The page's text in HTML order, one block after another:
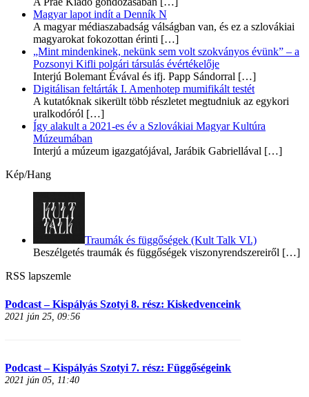
Magyar lapot indít a Denník N
A magyar médiaszabadság válságban van, és ez a szlovákiai
magyarokat fokozottan érinti […]
„Mint mindenkinek, nekünk sem volt szokványos évünk” – a
Pozsonyi Kifli polgári társulás évértékelője
Interjú Bolemant Évával és ifj. Papp Sándorral […]
Digitálisan feltárták I. Amenhotep mumifikált testét
A kutatóknak sikerült több részletet megtudniuk az egykori
uralkodóról […]
Így alakult a 2021-es év a Szlovákiai Magyar Kultúra
Múzeumában
Interjú a múzeum igazgatójával, Jarábik Gabriellával […]
Kép/Hang
Traumák és függőségek (Kult Talk VI.)
Beszélgetés traumák és függőségek viszonyrendszereiről […]
RSS lapszemle
Podcast – Kispályás Szotyi 8. rész: Kiskedvenceink
2021 jún 25, 09:56
Podcast – Kispályás Szotyi 7. rész: Függőségeink
2021 jún 05, 11:40